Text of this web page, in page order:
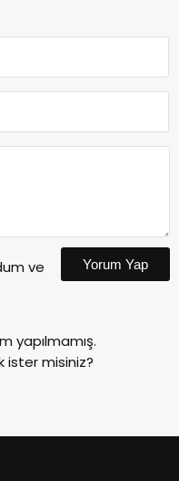
ve
Yorum Yap
yapılmamış.
ister misiniz?